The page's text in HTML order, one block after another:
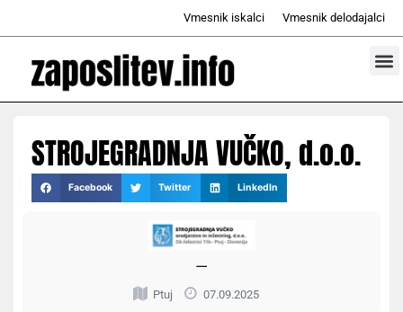
Vmesnik iskalci Vmesnik delodajalci
STROJEGRADNJA VUČKO, d.o.o.
Facebook Twitter LinkedIn
—
Ptuj 07.09.2025